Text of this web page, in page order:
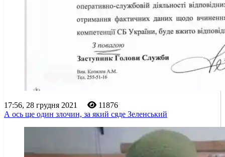
17:56, 28 грудня 2021
11876
А ось ще один злочин, за який сяде Зеленський